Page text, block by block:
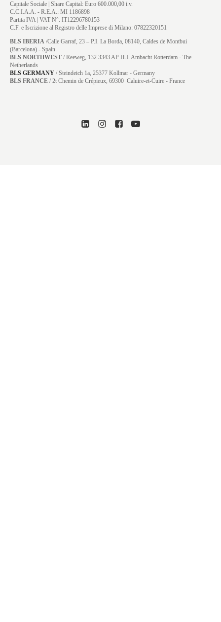
Capitale Sociale | Share Capital: Euro 600.000,00 i.v.
C.C.I.A.A. - R.E.A.: MI 1186898
Partita IVA | VAT N°: IT12296780153
C.F. e Iscrizione al Registro delle Imprese di Milano: 07822320151
BLS IBERIA /Calle Garraf, 23 – P.I. La Borda, 08140, Caldes de Montbui
(Barcelona) - Spain
BLS NORTHWEST / Reeweg, 132 3343 AP H.I. Ambacht Rotterdam - The
Netherlands
BLS GERMANY /Steindeich 1a, 25377 Kollmar - Germany
BLS FRANCE / 2t Chemin de Crépieux, 69300 Caluire-et-Cuire - France